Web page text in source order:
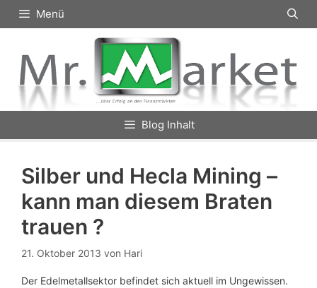
Inhalt
Menü
Blog Inhalt
Silber und Hecla Mining –
kann man diesem Braten
trauen ?
21. Oktober 2013 von Hari
Der Edelmetallsektor befindet sich aktuell im Ungewissen.